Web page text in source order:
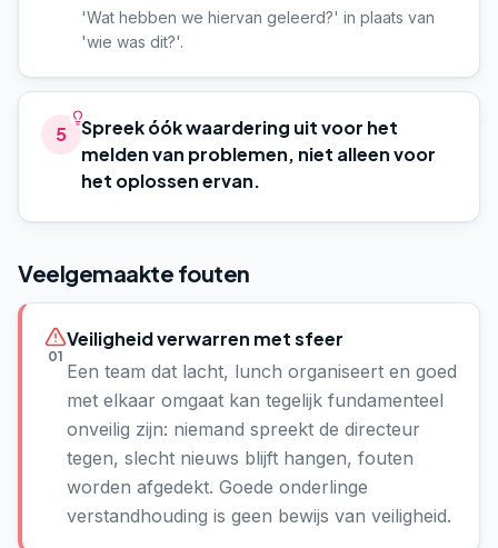
'Wat hebben we hiervan geleerd?' in plaats van
'wie was dit?'.
5
Spreek óók waardering uit voor het
melden van problemen, niet alleen voor
het oplossen ervan.
Veelgemaakte fouten
01
Veiligheid verwarren met sfeer
Een team dat lacht, lunch organiseert en goed
met elkaar omgaat kan tegelijk fundamenteel
onveilig zijn: niemand spreekt de directeur
tegen, slecht nieuws blijft hangen, fouten
worden afgedekt. Goede onderlinge
verstandhouding is geen bewijs van veiligheid.